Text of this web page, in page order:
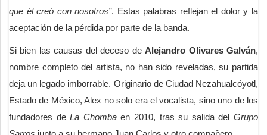
que él creó con nosotros”. Estas palabras reflejan el dolor y la
aceptación de la pérdida por parte de la banda.
Si bien las causas del deceso deAlejandro Olivares Galván,
nombre completo del artista, no han sido reveladas, su partida
deja un legado imborrable. Originario de Ciudad Nezahualcóyotl,
Estado de México, Alex no solo era el vocalista, sino uno de los
fundadores deLa Chombaen 2010, tras su salida delGrupo